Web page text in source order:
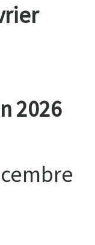
2026